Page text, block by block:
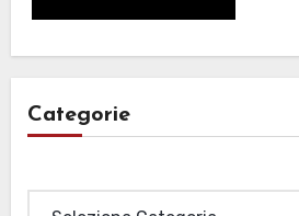
Categorie